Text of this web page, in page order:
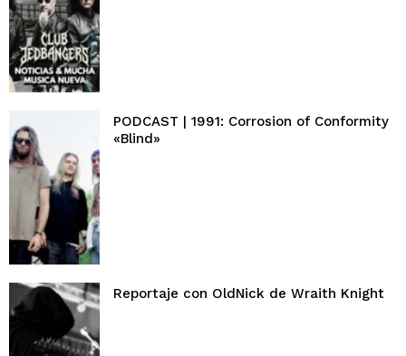
PODCAST | 1991: Corrosion of Conformity
«Blind»
Reportaje con OldNick de Wraith Knight